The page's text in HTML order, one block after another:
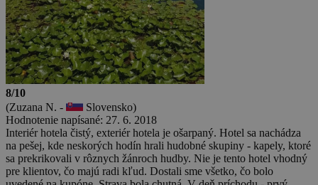
8/10
(Zuzana N. -
Slovensko)
Hodnotenie napísané: 27. 6. 2018
Interiér hotela čistý, exteriér hotela je ošarpaný. Hotel sa nachádza
na pešej, kde neskorých hodín hrali hudobné skupiny - kapely, ktoré
sa prekrikovali v rôznych žánroch hudby. Nie je tento hotel vhodný
pre klientov, čo majú radi kľud. Dostali sme všetko, čo bolo